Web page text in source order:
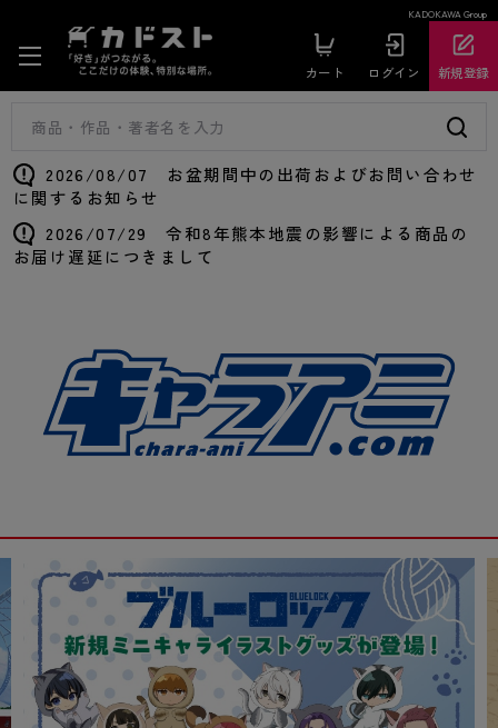
KADOKAWA Group
カート ログイン 新規登録
2026/08/07 お盆期間中の出荷およびお問い合わせ
に関するお知らせ
2026/07/29 令和8年熊本地震の影響による商品の
お届け遅延につきまして